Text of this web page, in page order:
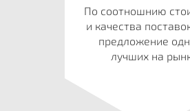
По соотношнию
и качества
предложение
лучших на